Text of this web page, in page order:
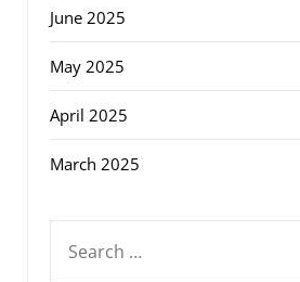
June 2025
May 2025
April 2025
March 2025
FOR: